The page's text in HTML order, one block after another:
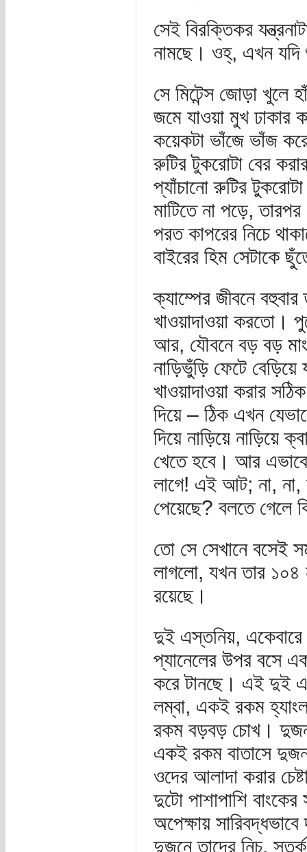
সেই বিরক্তিকর
নামছে। ওহ্, এখন যদি
সে মিটেন্স জোড়া খুলে
জমে যাওয়া মুখ ঢাকার
কয়েকটা ভাঁজে ভাঁজ
রুটির টুকরোটা বের
প্যাঁচানো রুটির
মাটিতে না পড়ে,
পরত কাপরের নিচে
বাইরের হিম সেটাকে
ক্যাম্পের জীবনে
খাওয়াদাওয়া করতো।
আর, যৌবনে বড় বড়
নাড়িভুঁড়ি ফেটে
খাওয়াদাওয়া করার
দিয়ে – ঠিক এখন
দিয়ে নাড়িয়ে নাড়িয়ে
খেতে হবে। আর
লাগে! এই আট; না, না,
পেয়েছে? বলতে গেলে
তো সে সেখানে বসেই
লাগলো, যখন তার ১০৪
রয়েছে।
দুই এস্তনিয়,
প্যানেলের উপর বসে
করে টানছে। এই দুই
লম্বা, একই রকম
রকম বড়বড় চোখ। দুজন
একই রকম বাতাসে দুজন
ওদের আলাদা করার
দুটো পাশাপাশি
অপেক্ষায়
দুজনে তাদের নিচু,